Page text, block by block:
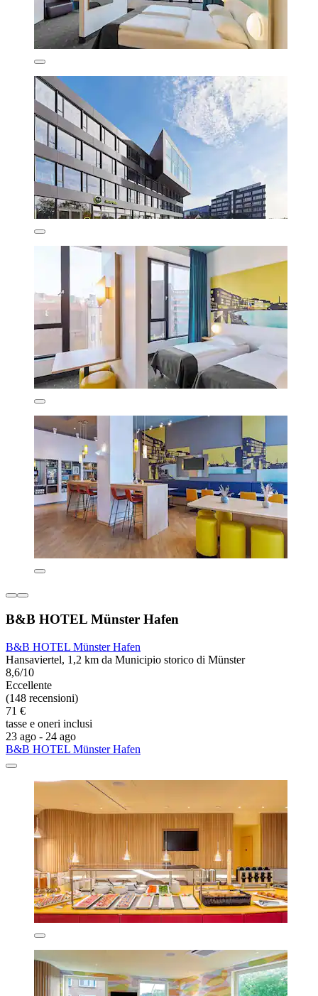
B&B HOTEL Münster Hafen
B&B HOTEL Münster Hafen
Hansaviertel, 1,2 km da Municipio storico di Münster
8,6/10
Eccellente
(148 recensioni)
71 €
tasse e oneri inclusi
23 ago - 24 ago
B&B HOTEL Münster Hafen